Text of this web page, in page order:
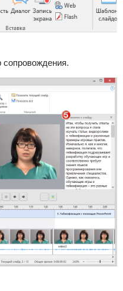
сопровождения.